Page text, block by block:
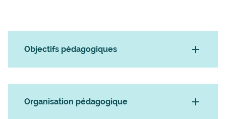
Objectifs pédagogiques
Organisation pédagogique